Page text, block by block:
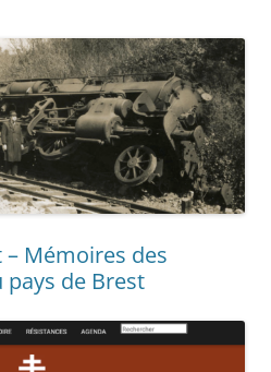
– Mémoires des
pays de Brest